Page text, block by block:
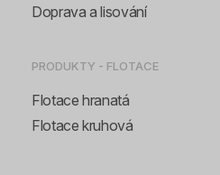
Doprava a lisování
PRODUKTY - FLOTACE
Flotace hranatá
Flotace kruhová